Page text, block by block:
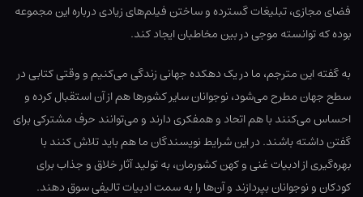
فضای مجازی، تبلیغات گسترده و ساختن فیلم‌های زیادی درباره این مجموعه
بوده که توانسته موجی در بین مخاطبان ایجاد کند.
به گفته این مترجم، ما در یک دهکده جهانی زندگی می‌کنیم و وقتی کتابی در
سطح جهان مطرح می‌شود، نوجوانان سایر کشورها هم از آن استقبال کرده و
احساس می‌کنند با هم اتحاد و همفکری دارند و می‌توانند حرف مشترکی برای
گفتن داشته باشند. در این شرایط نویسندگان ما هم باید تلاش کنند با
بهره‌گیری از ادبیات غنی و کهن کشورمان، به تولید آثار خلاق و جذاب برای
کودکان و نوجوانان بپردازند و آن‌ها را به سمت ادبیات تالیفی سوق دهند.